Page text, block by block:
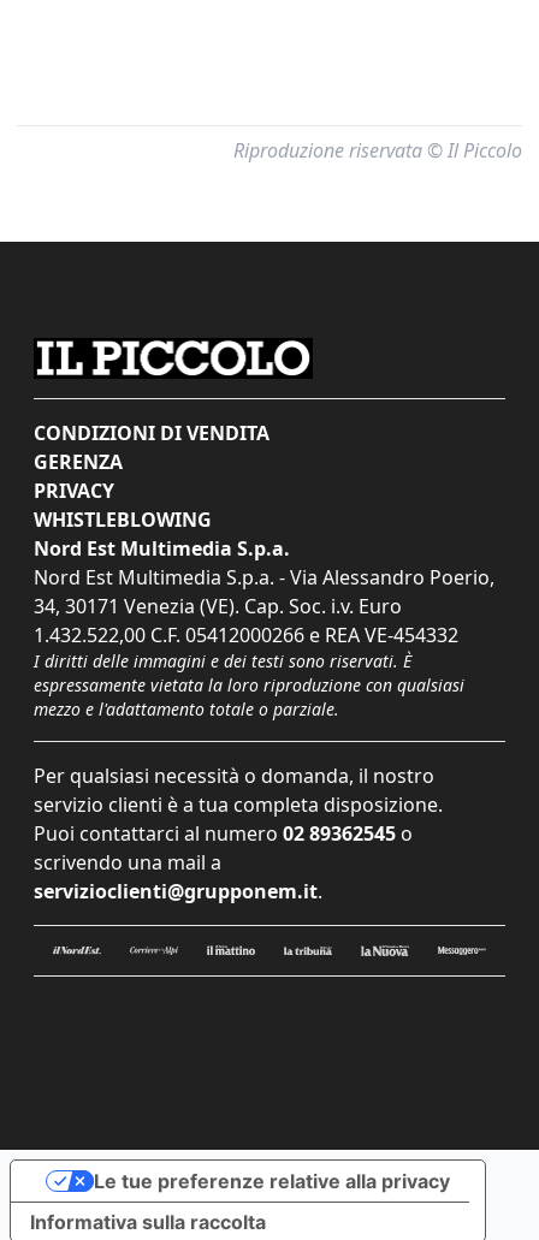
Riproduzione riservata © Il Piccolo
CONDIZIONI DI VENDITA
GERENZA
PRIVACY
WHISTLEBLOWING
Nord Est Multimedia S.p.a.
Nord Est Multimedia S.p.a. - Via Alessandro Poerio,
34, 30171 Venezia (VE). Cap. Soc. i.v. Euro
1.432.522,00 C.F. 05412000266 e REA VE-454332
I diritti delle immagini e dei testi sono riservati. È
espressamente vietata la loro riproduzione con qualsiasi
mezzo e l'adattamento totale o parziale.
Per qualsiasi necessità o domanda, il nostro
servizio clienti è a tua completa disposizione.
Puoi contattarci al numero 02 89362545 o
scrivendo una mail a
servizioclienti@grupponem.it.
Informativa sulla raccolta
Le tue preferenze relative alla privacy